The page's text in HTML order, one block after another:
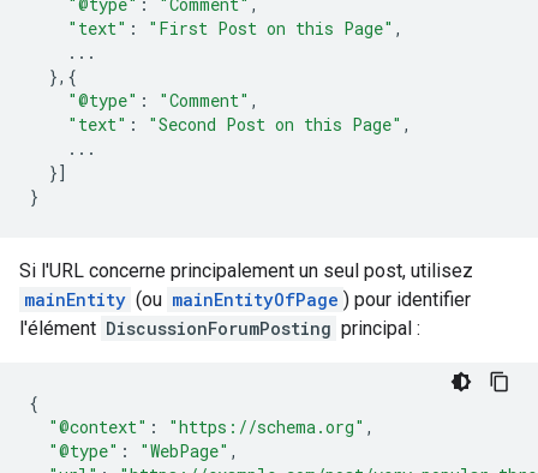
"text" : "First Post on this Page" ,
...
},{
"@type" : "Comment" ,
"text" : "Second Post on this Page" ,
...
}]
}
Si l'URL concerne principalement un seul post, utilisez
mainEntity (ou mainEntityOfPage ) pour identifier
l'élément DiscussionForumPosting principal :
{
"@context" : "https://schema.org" ,
"@type" : "WebPage" ,